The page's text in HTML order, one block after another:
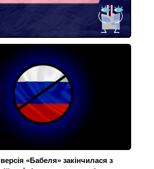
«Бабеля» закінчилася з